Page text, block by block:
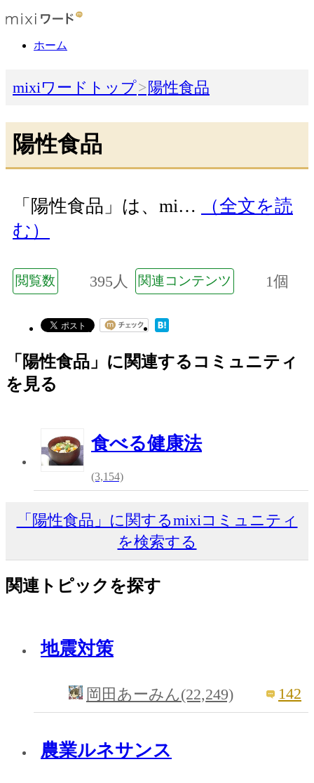
ホーム
mixiワードトップ 陽性食品
陽性食品
「陽性食品」は、mi…
（全文を読
む）
閲覧数 395人 関連コンテンツ 1個
「陽性食品」に関連するコミュニティ
を見る
食べる健康法
(3,154)
「陽性食品」に関するmixiコミュニティ
を検索する
関連トピックを探す
地震対策
岡田あーみん(22,249) 142
農業ルネサンス